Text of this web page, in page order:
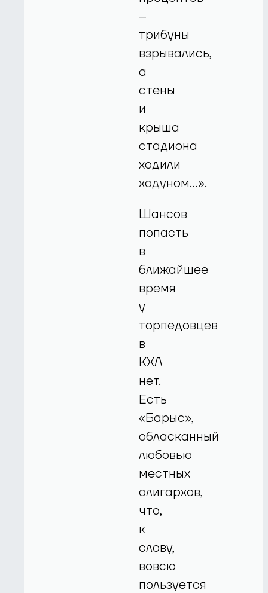
–
трибуны
взрывались,
а
стены
и
крыша
стадиона
ходили
ходуном…».
Шансов
попасть
в
ближайшее
время
у
торпедовцев
в
КХЛ
нет.
Есть
«Барыс»,
обласканный
любовью
местных
олигархов,
что,
к
слову,
вовсю
пользуется